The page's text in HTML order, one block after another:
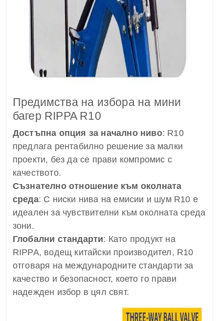
Предимства на избора на мини
багер RIPPA R10
Достъпна опция за начално ниво: R10
предлага рентабилно решение за малки
проекти, без да се прави компромис с
качеството.
Съзнателно отношение към околната
среда: С ниски нива на емисии и шум R10 е
идеален за чувствителни към околната среда
зони.
Глобални стандарти: Като продукт на
RIPPA, водещ китайски производител, R10
отговаря на международните стандарти за
качество и безопасност, което го прави
надежден избор в цял свят.